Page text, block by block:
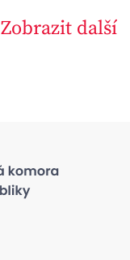
Zobrazit další